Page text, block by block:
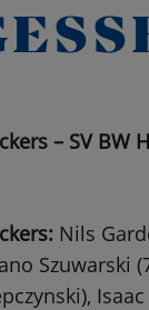
– SV BW
Nils
Szuwarski